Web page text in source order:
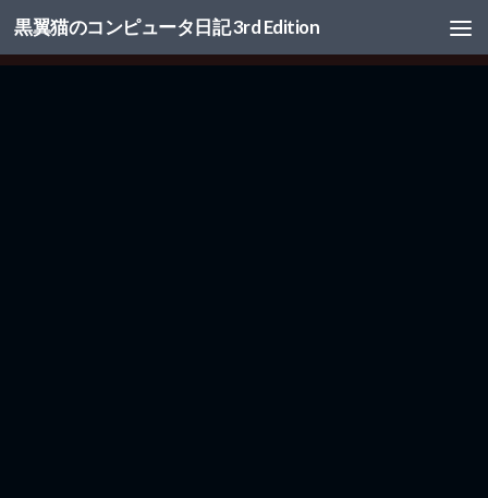
コンテンツへスキップ
黒翼猫のコンピュータ日記 3rd Edition